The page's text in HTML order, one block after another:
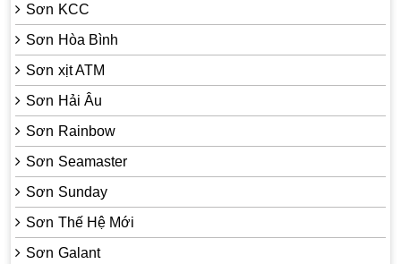
Sơn KCC
Sơn Hòa Bình
Sơn xịt ATM
Sơn Hải Âu
Sơn Rainbow
Sơn Seamaster
Sơn Sunday
Sơn Thế Hệ Mới
Sơn Galant